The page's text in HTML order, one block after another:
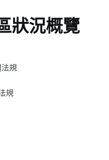
狀況概覽
規
規